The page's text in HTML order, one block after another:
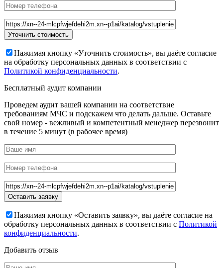
Нажимая кнопку «Уточнить стоимость», вы даёте согласие
на обработку персональных данных в соответствии с
Политикой конфиденциальности.
Бесплатный аудит компании
Проведем аудит вашей компании на соответствие
требованиям МЧС и подскажем что делать дальше. Оставьте
свой номер - вежливый и компетентный менеджер перезвонит
в течение 5 минут (в рабочее время)
Нажимая кнопку «Оставить заявку», вы даёте согласие на
обработку персональных данных в соответствии с Политикой
конфиденциальности.
Добавить отзыв